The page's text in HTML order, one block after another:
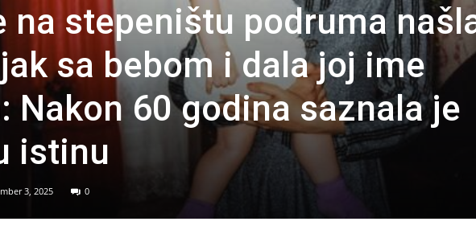
na stepeništu podruma
sa bebom i dala joj ime
Nakon 60 godina saznala je
istinu
3, 2025 0